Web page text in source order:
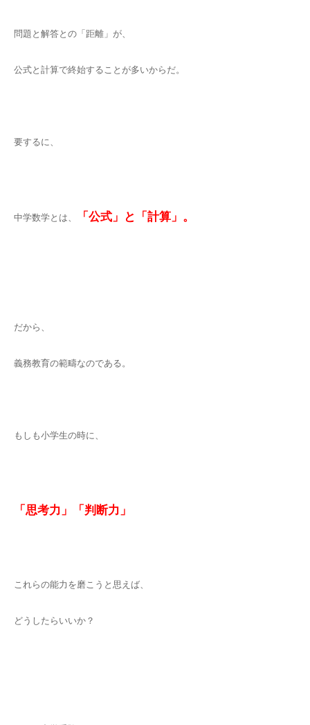
問題と解答との「距離」が、
公式と計算で終始することが多いからだ。
要するに、
中学数学とは、 「公式」と「計算」。
だから、
義務教育の範疇なのである。
もしも小学生の時に、
「思考力」「判 断力 」
これらの能力を磨こうと思えば、
どうしたらいいか？